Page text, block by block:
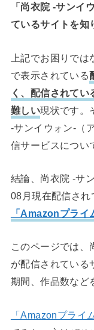
「尚衣院 -サンイ
ているサイトを知
上記でお困りで
で表示されている
く、配信されて
難しい現状です。
-サンイウォン-（
信サービスについ
結論、尚衣院 -サ
08月現在配信され
「Amazonプライ
このページでは、
が配信されている
期間、作品数など
「Amazonプライ